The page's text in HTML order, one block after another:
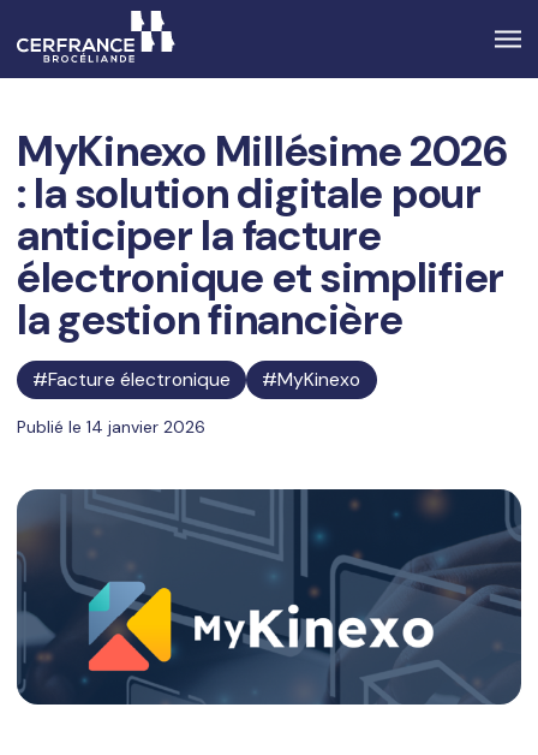
MyKinexo Millésime 2026
: la solution digitale pour
anticiper la facture
électronique et simplifier
la gestion financière
Facture électronique MyKinexo
Publié le 14 janvier 2026